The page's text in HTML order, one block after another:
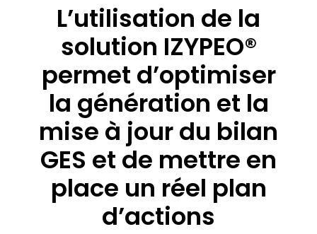
L’utilisation de la
solution IZYPEO®
permet d’optimiser
la génération et la
mise à jour du bilan
GES et de mettre en
place un réel plan
d’actions